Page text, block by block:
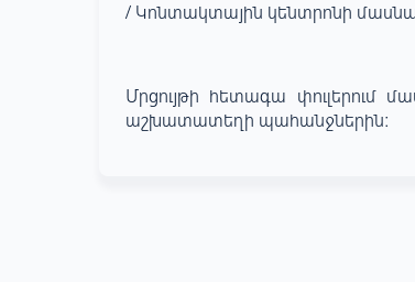
/ Կոնտակտային կենտրոնի
Մրցույթի հետագա փուլերում
աշխատատեղի պահանջներին: